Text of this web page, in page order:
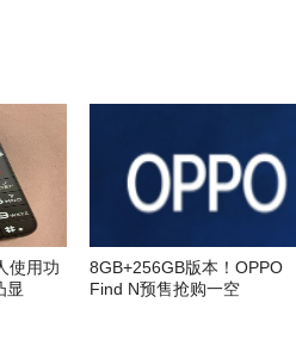
使用功
显
8GB+256GB版本！OPPO
Find N预售抢购一空